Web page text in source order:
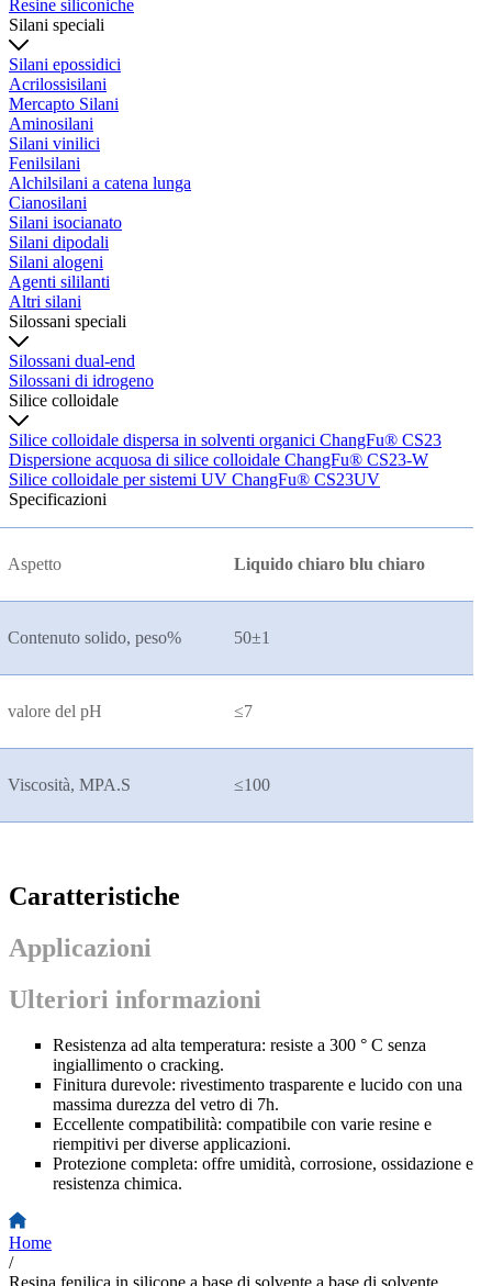
Resine siliconiche
Silani speciali
Silani epossidici
Acrilossisilani
Mercapto Silani
Aminosilani
Silani vinilici
Fenilsilani
Alchilsilani a catena lunga
Cianosilani
Silani isocianato
Silani dipodali
Silani alogeni
Agenti sililanti
Altri silani
Silossani speciali
Silossani dual-end
Silossani di idrogeno
Silice colloidale
Silice colloidale dispersa in solventi organici ChangFu® CS23
Dispersione acquosa di silice colloidale ChangFu® CS23-W
Silice colloidale per sistemi UV ChangFu® CS23UV
Specificazioni
Aspetto Liquido chiaro blu chiaro
Contenuto solido, peso% 50±1
valore del pH ≤7
Viscosità, MPA.S ≤100
Caratteristiche
Applicazioni
Ulteriori informazioni
Resistenza ad alta temperatura: resiste a 300 ° C senza
ingiallimento o cracking.
Finitura durevole: rivestimento trasparente e lucido con una
massima durezza del vetro di 7h.
Eccellente compatibilità: compatibile con varie resine e
riempitivi per diverse applicazioni.
Protezione completa: offre umidità, corrosione, ossidazione e
resistenza chimica.
Home
/